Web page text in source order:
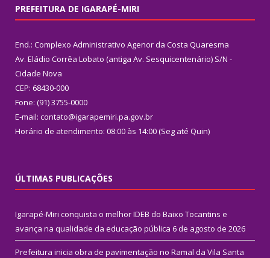
PREFEITURA DE IGARAPÉ-MIRI
End.: Complexo Administrativo Agenor da Costa Quaresma
Av. Eládio Corrêa Lobato (antiga Av. Sesquicentenário) S/N -
Cidade Nova
CEP: 68430-000
Fone: (91) 3755-0000
E-mail: contato@igarapemiri.pa.gov.br
Horário de atendimento: 08:00 às 14:00 (Seg até Quin)
ÚLTIMAS PUBLICAÇÕES
Igarapé-Miri conquista o melhor IDEB do Baixo Tocantins e
avança na qualidade da educação pública 6 de agosto de 2026
Prefeitura inicia obra de pavimentação no Ramal da Vila Santa